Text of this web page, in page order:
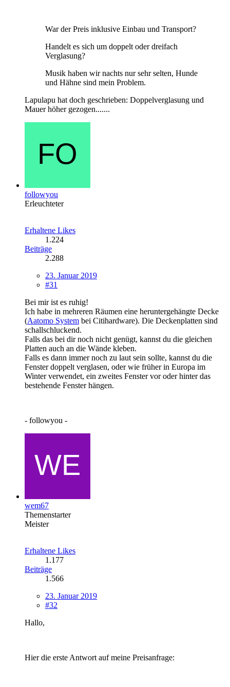
War der Preis inklusive Einbau und Transport?
Handelt es sich um doppelt oder dreifach
Verglasung?
Musik haben wir nachts nur sehr selten, Hunde
und Hähne sind mein Problem.
Lapulapu hat doch geschrieben: Doppelverglasung und
Mauer höher gezogen.......
followyou
Erleuchteter
Erhaltene Likes
1.224
Beiträge
2.288
23. Januar 2019
#31
Bei mir ist es ruhig!
Ich habe in mehreren Räumen eine heruntergehängte Decke
(Aatomo System bei Citihardware). Die Deckenplatten sind
schallschluckend.
Falls das bei dir noch nicht genügt, kannst du die gleichen
Platten auch an die Wände kleben.
Falls es dann immer noch zu laut sein sollte, kannst du die
Fenster doppelt verglasen, oder wie früher in Europa im
Winter verwendet, ein zweites Fenster vor oder hinter das
bestehende Fenster hängen.
- followyou -
wem67
Themenstarter
Meister
Erhaltene Likes
1.177
Beiträge
1.566
23. Januar 2019
#32
Hallo,
Hier die erste Antwort auf meine Preisanfrage: